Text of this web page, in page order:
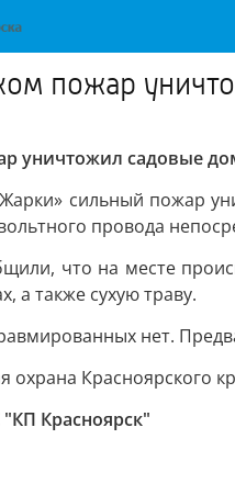
пожар
уничтожил садовые
сильный пожар
провода
что на месте
а также сухую траву.
нет.
охрана Красноярского
Красноярск"